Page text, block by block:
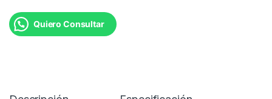
Quiero Consultar